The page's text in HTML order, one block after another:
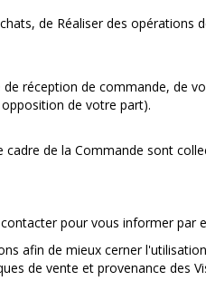
de Réaliser des opérations
réception de commande, de
de votre part).
de la Commande sont
pour vous informer par
afin de mieux cerner
de vente et provenance des